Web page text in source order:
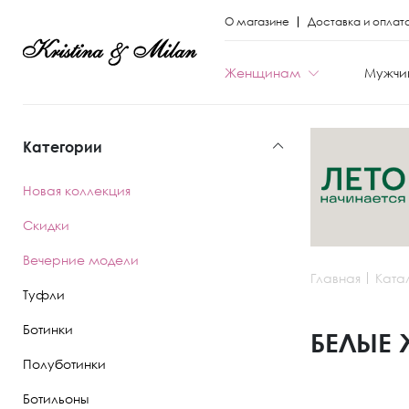
О магазине Доставка и
Женщинам
Новая
Новая
Категории
Новая коллекция
Скидки
Вечерние модели
Туфли
Ботинки
Полуботинки
Ботильоны
Главная
БЕЛЫЕ